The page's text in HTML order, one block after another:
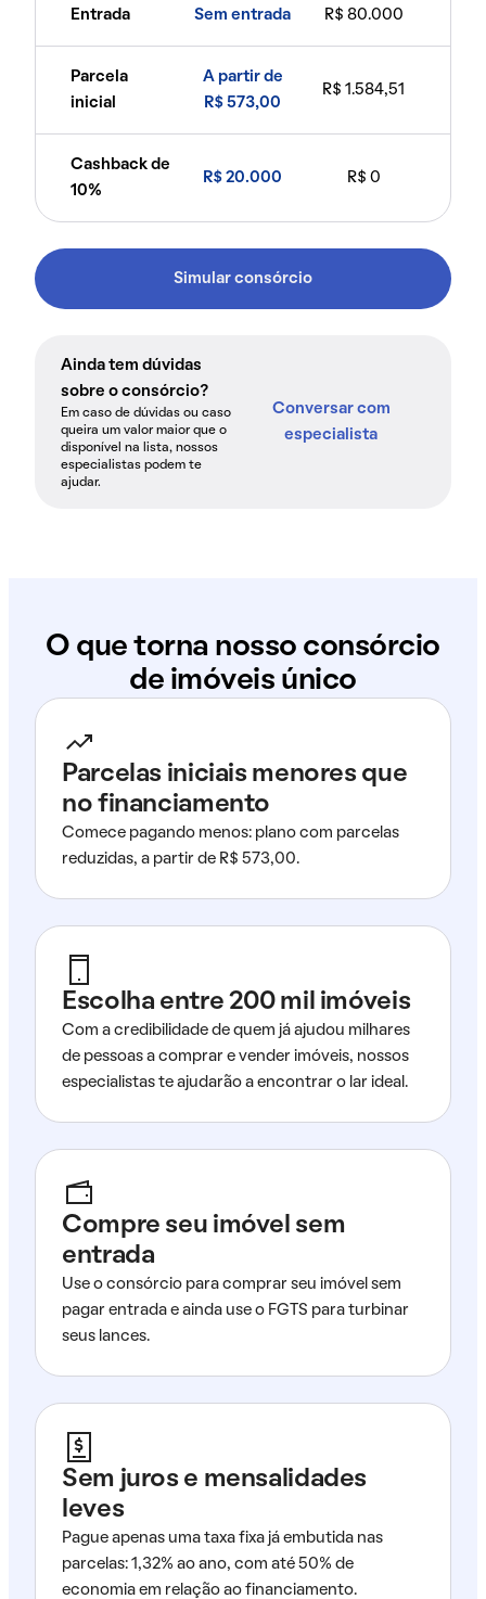
Entrada Sem entrada R$ 80.000
Parcela
inicial
A partir de
R$ 573,00
R$ 1.584,51
Cashback de
10%
R$ 20.000 R$ 0
Simular consórcio
Ainda tem dúvidas
sobre o consórcio?
Em caso de dúvidas ou caso
queira um valor maior que o
disponível na lista, nossos
especialistas podem te
ajudar.
Conversar com
especialista
O que torna nosso consórcio
de imóveis único
Parcelas iniciais menores que
no financiamento
Comece pagando menos: plano com parcelas
reduzidas, a partir de R$ 573,00.
Escolha entre 200 mil imóveis
Com a credibilidade de quem já ajudou milhares
de pessoas a comprar e vender imóveis, nossos
especialistas te ajudarão a encontrar o lar ideal.
Compre seu imóvel sem
entrada
Use o consórcio para comprar seu imóvel sem
pagar entrada e ainda use o FGTS para turbinar
seus lances.
Sem juros e mensalidades
leves
Pague apenas uma taxa fixa já embutida nas
parcelas: 1,32% ao ano, com até 50% de
economia em relação ao financiamento.